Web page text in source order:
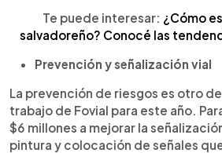
Te puede interesar: ¿Cómo
salvadoreño? Conocé las
Prevención y señalización vial
La prevención de riesgos es otro
trabajo de Fovial para este año.
$6 millones a mejorar la
pintura y colocación de señales